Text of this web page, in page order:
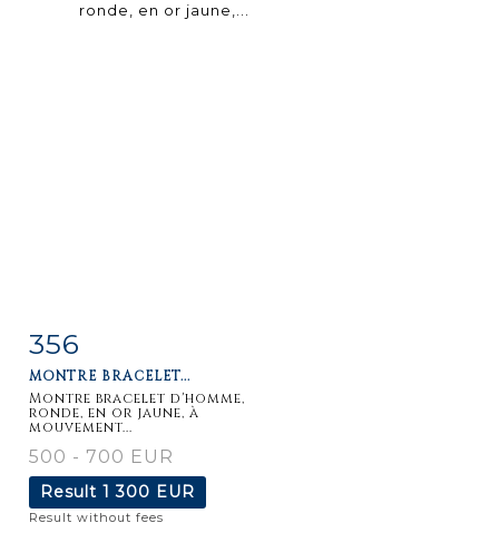
Item detail
356
MONTRE BRACELET...
Montre bracelet d'homme,
ronde, en or jaune, à
mouvement...
500 - 700 EUR
Result 1 300 EUR
Result without fees